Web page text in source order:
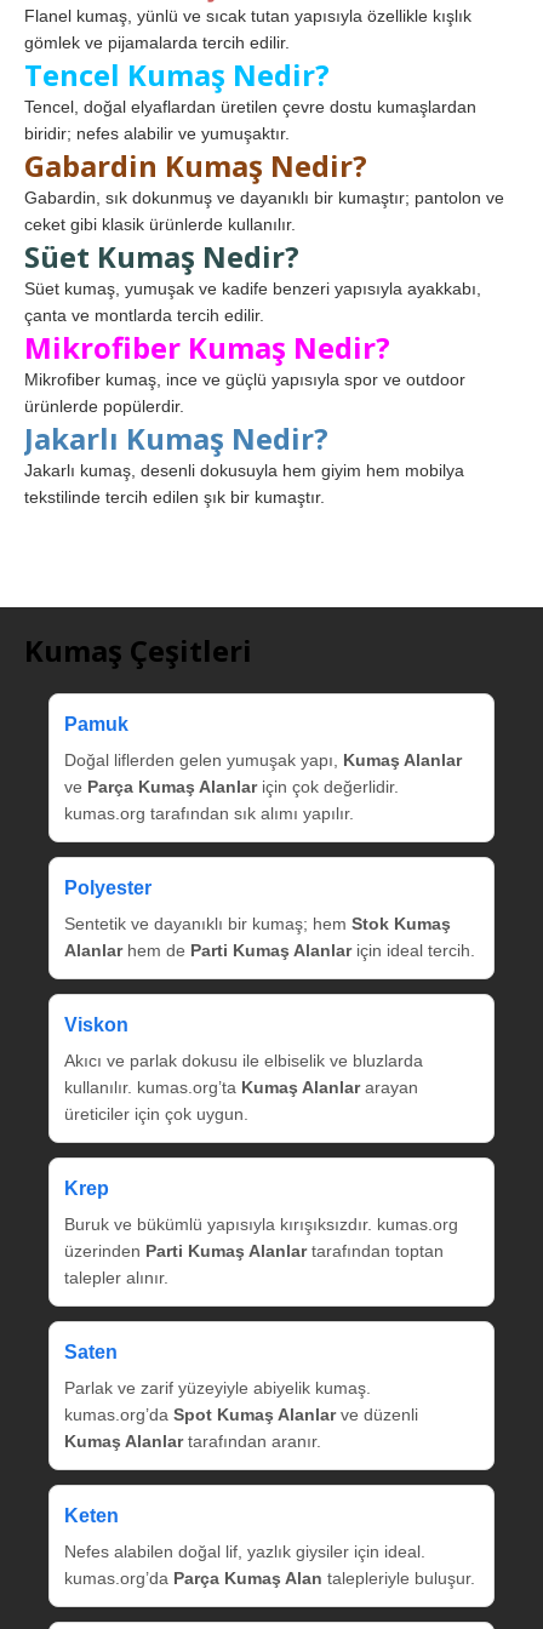
Flanel kumaş, yünlü ve sıcak tutan yapısıyla özellikle kışlık
gömlek ve pijamalarda tercih edilir.
Tencel Kumaş Nedir?
Tencel, doğal elyaflardan üretilen çevre dostu kumaşlardan
biridir; nefes alabilir ve yumuşaktır.
Gabardin Kumaş Nedir?
Gabardin, sık dokunmuş ve dayanıklı bir kumaştır; pantolon ve
ceket gibi klasik ürünlerde kullanılır.
Süet Kumaş Nedir?
Süet kumaş, yumuşak ve kadife benzeri yapısıyla ayakkabı,
çanta ve montlarda tercih edilir.
Mikrofiber Kumaş Nedir?
Mikrofiber kumaş, ince ve güçlü yapısıyla spor ve outdoor
ürünlerde popülerdir.
Jakarlı Kumaş Nedir?
Jakarlı kumaş, desenli dokusuyla hem giyim hem mobilya
tekstilinde tercih edilen şık bir kumaştır.
Kumaş Çeşitleri
Pamuk
Doğal liflerden gelen yumuşak yapı, Kumaş Alanlar
ve Parça Kumaş Alanlariçin çok değerlidir.
kumas.org tarafından sık alımı yapılır.
Polyester
Sentetik ve dayanıklı bir kumaş; hem Stok Kumaş
Alanlarhem de Parti Kumaş Alanlariçin ideal tercih.
Viskon
Akıcı ve parlak dokusu ile elbiselik ve bluzlarda
kullanılır. kumas.org’ta Kumaş Alanlararayan
üreticiler için çok uygun.
Krep
Buruk ve bükümlü yapısıyla kırışıksızdır. kumas.org
üzerinden Parti Kumaş Alanlartarafından toptan
talepler alınır.
Saten
Parlak ve zarif yüzeyiyle abiyelik kumaş.
kumas.org’da Spot Kumaş Alanlarve düzenli
Kumaş Alanlartarafından aranır.
Keten
Nefes alabilen doğal lif, yazlık giysiler için ideal.
kumas.org’da Parça Kumaş Alan talepleriyle buluşur.